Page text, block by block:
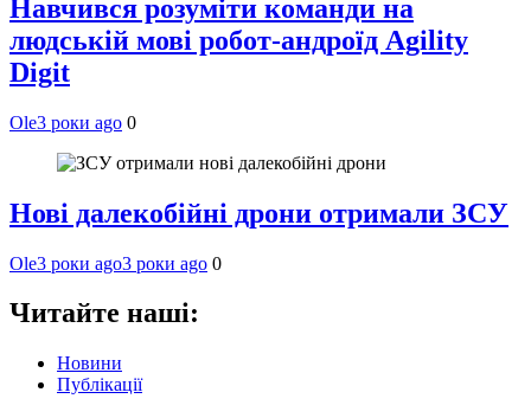
Навчився розуміти команди на
людській мові робот-андроїд Agility
Digit
Ole3 роки ago 0
Нові далекобійні дрони отримали ЗСУ
Ole3 роки ago3 роки ago 0
Читайте наші:
Новини
Публікації